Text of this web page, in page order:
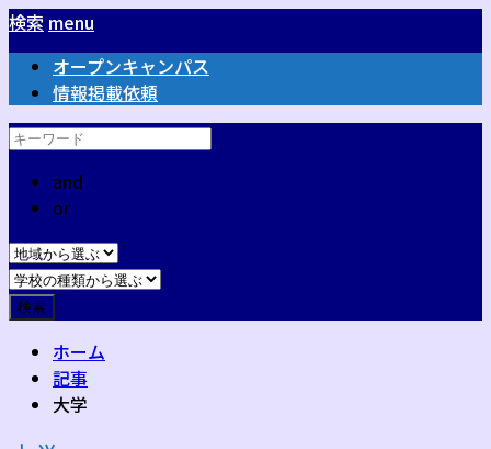
検索 menu
オープンキャンパス
情報掲載依頼
and
or
ホーム
記事
大学